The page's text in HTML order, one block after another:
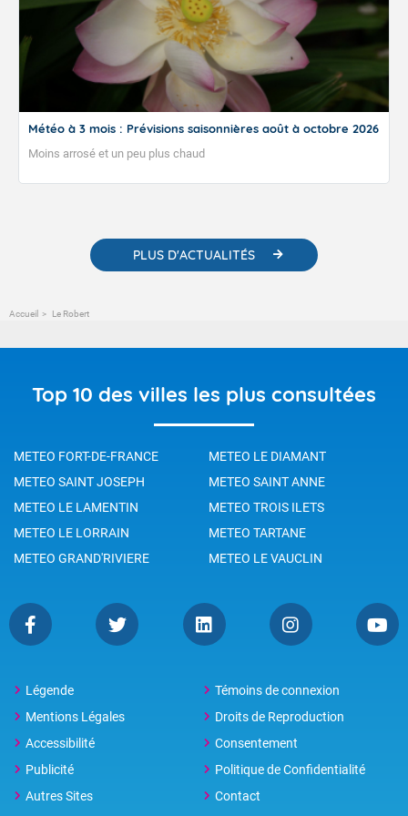
Fermer
Météo à 3 mois : Prévisions saisonnières août à octobre 2026
Moins arrosé et un peu plus chaud
PLUS D'ACTUALITÉS
Accueil Le Robert
Top 10 des villes les plus consultées
METEO FORT-DE-FRANCE
METEO LE DIAMANT
METEO SAINT JOSEPH
METEO SAINT ANNE
METEO LE LAMENTIN
METEO TROIS ILETS
METEO LE LORRAIN
METEO TARTANE
METEO GRAND'RIVIERE
METEO LE VAUCLIN
Légende
Témoins de connexion
Mentions Légales
Droits de Reproduction
Accessibilité
Consentement
Publicité
Politique de Confidentialité
Autres Sites
Contact